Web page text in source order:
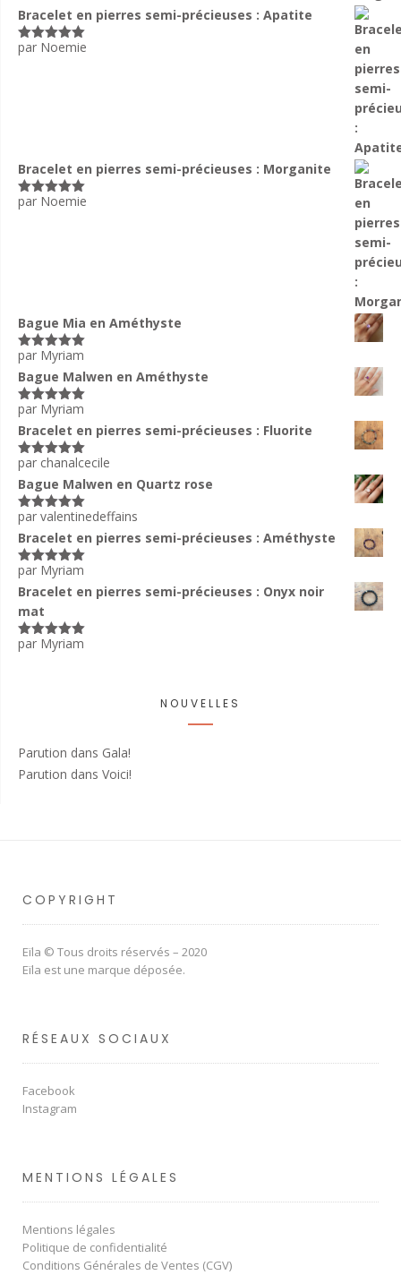
Bracelet en pierres semi-précieuses : Apatite
Note5sur
par Noemie
Bracelet en pierres semi-précieuses : Morganite
Note5sur
par Noemie
Bague Mia en Améthyste
Note5sur
5
par Myriam
Bague Malwen en Améthyste
Note5sur
5
par Myriam
Bracelet en pierres semi-précieuses : Fluorite
Note5sur
5
par chanalcecile
Bague Malwen en Quartz rose
Note5sur
5
par valentinedeffains
Bracelet en pierres semi-précieuses : Améthyste
Note5sur
5
par Myriam
Bracelet en pierres semi-précieuses : Onyx noir
mat
Note5sur
par Myriam
NOUVELLES
Parution dans Gala!
Parution dans Voici!
COPYRIGHT
Eïla © Tous droits réservés – 2020
Eïla est une marque déposée.
RÉSEAUX SOCIAUX
Facebook
Instagram
MENTIONS LÉGALES
Mentions légales
Politique de confidentialité
Conditions Générales de Ventes (CGV)